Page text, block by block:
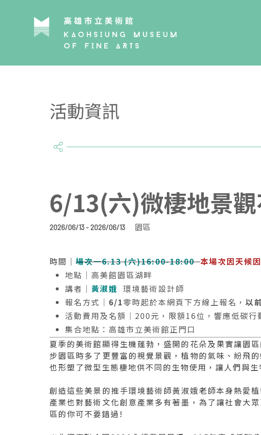
活動資訊
share
6/13(六)微棲地景
2026/06/13 - 2026/06/13 園區
時間｜ 場次一6.13 (六)16:00-18:00 本場次因天候
地點｜高美館園區湖畔
講者｜ 黃淑娥 環境藝術設計師
報名方式｜ 6/1零時起於本網頁下方線上報名， 以
活動費用及名額｜200元，限額16位，響應低碳
集合地點：高雄市立美術館正門口
夏季的美術館顯得生機蓬勃，盛開的花朵及果實讓園
步園區時多了更豐富的視覺景觀，植物的氣味、紛飛
也形塑了微型生態棲地供不同的生物使用，讓人們與生
創造這些美景的推手環境藝術師黃淑娥老師本身熱愛
產業也對藝術文化創意產業多有著墨，為了讓社會大
區的你可不要錯過!